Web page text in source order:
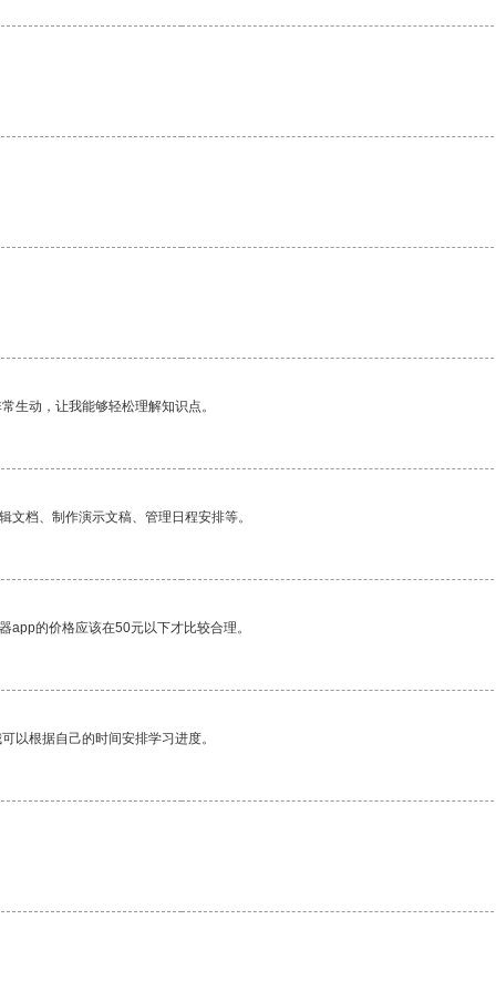
生动，让我能够轻松理解知识点。
档、制作演示文稿、管理日程安排等。
app的价格应该在50元以下才比较合理。
以根据自己的时间安排学习进度。